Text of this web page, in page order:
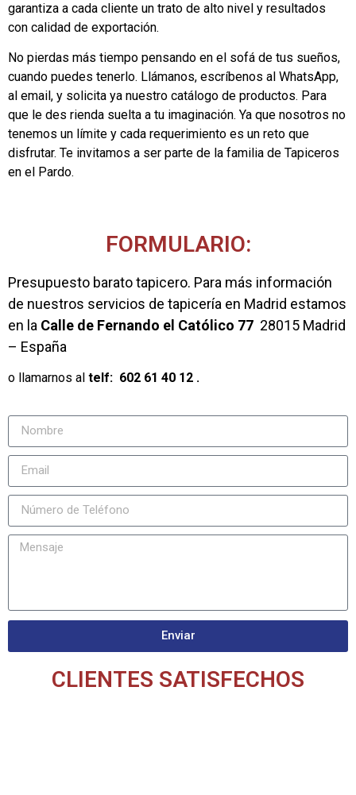
garantiza a cada cliente un trato de alto nivel y resultados
con calidad de exportación.
No pierdas más tiempo pensando en el sofá de tus sueños,
cuando puedes tenerlo. Llámanos, escríbenos al WhatsApp,
al email, y solicita ya nuestro catálogo de productos. Para
que le des rienda suelta a tu imaginación. Ya que nosotros no
tenemos un límite y cada requerimiento es un reto que
disfrutar. Te invitamos a ser parte de la familia de Tapiceros
en el Pardo.
FORMULARIO:
Presupuesto barato tapicero. Para más información
de nuestros servicios de tapicería en Madrid estamos
en la Calle de Fernando el Católico 77 28015 Madrid
– España
o llamarnos al telf: 602 61 40 12 .
Enviar
CLIENTES SATISFECHOS